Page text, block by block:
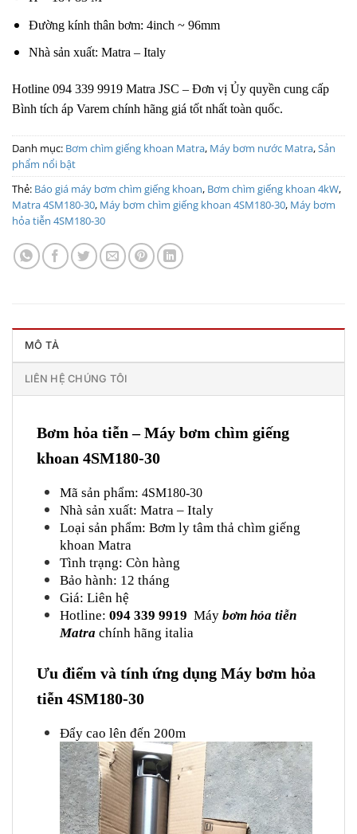
Đường kính thân bơm: 4inch ~ 96mm
Nhà sản xuất: Matra – Italy
Hotline 094 339 9919 Matra JSC – Đơn vị Ủy quyền cung cấp
Bình tích áp Varem chính hãng giá tốt nhất toàn quốc.
Danh mục: Bơm chìm giếng khoan Matra, Máy bơm nước Matra,Sản
phẩm nổi bật
Thẻ: Báo giá máy bơm chìm giếng khoan, Bơm chìm giếng khoan 4kW,
Matra 4SM180-30, Máy bơm chìm giếng khoan 4SM180-30, Máy bơm
hỏa tiễn 4SM180-30
MÔ TẢ
LIÊN HỆ CHÚNG TÔI
Bơm hỏa tiễn – Máy bơm chìm giếng
khoan 4SM180-30
Mã sản phẩm:4SM180-30
Nhà sản xuất: Matra – Italy
Loại sản phẩm: Bơm ly tâm thả chìm giếng
khoan Matra
Tình trạng: Còn hàng
Bảo hành: 12 tháng
Giá: Liên hệ
Hotline:094 339 9919 Máybơm hỏa tiễn
Matra chính hãng italia
Ưu điểm và tính ứng dụng Máy bơm hỏa
tiễn 4SM180-30
Đẩy cao lên đến 200m